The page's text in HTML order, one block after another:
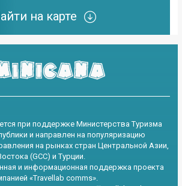
на карте
при поддержке Министерства Туризма
и направлен на популяризацию
на рынках стран Центральной Азии,
(GCC) и Турции.
и информационная поддержка проекта
«Travellab comms».